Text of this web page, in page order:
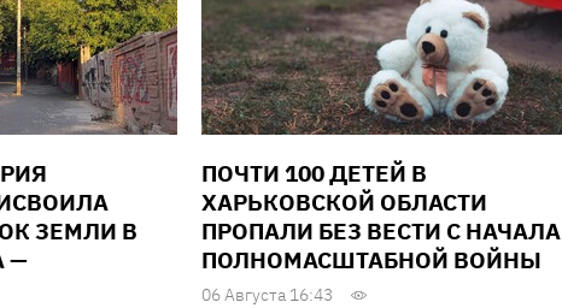
ЗЕМЛИ В
—
ПОЧТИ 100 ДЕТЕЙ В
ХАРЬКОВСКОЙ ОБЛАСТИ
ПРОПАЛИ БЕЗ ВЕСТИ С НАЧАЛА
ПОЛНОМАСШТАБНОЙ ВОЙНЫ
06 Августа 16:43